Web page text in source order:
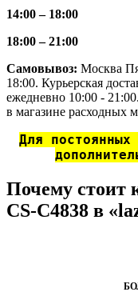
14:00 – 18:00
18:00 – 21:00
Самовывоз: Москва
18:00. Курьерская
ежедневно 10:00 -
в магазине расходных
Для постоянных
Почему стоит
CS-C4838 в